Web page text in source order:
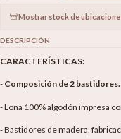
Mostrar stock de
DESCRIPCIÓN
CARACTERÍSTICAS:
- Composición de 2 bastidores.
- Lona 100% algodón impresa
- Bastidores de madera,